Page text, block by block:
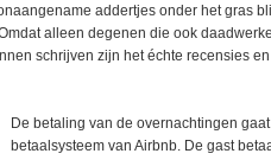
addertjes onder het gras
alleen degenen die ook
schrijven zijn het échte recensies
De betaling van de overnachtingen
betaalsysteem van Airbnb. De gast